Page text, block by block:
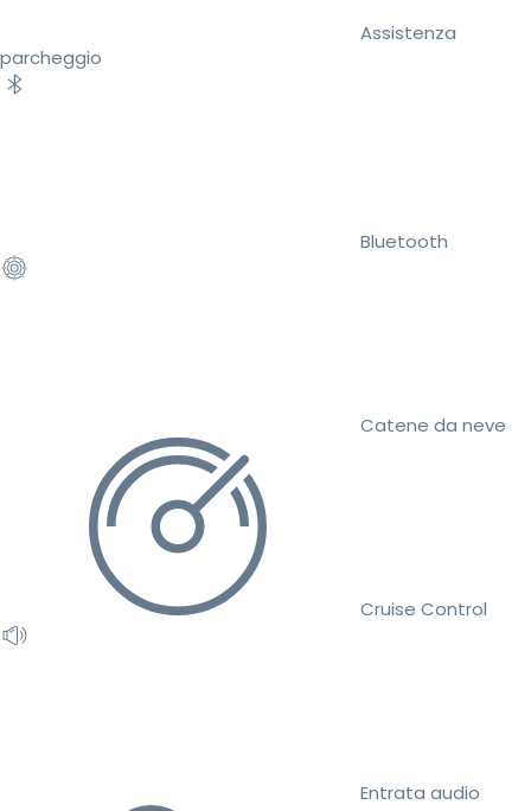
Assistenza
parcheggio
Bluetooth
Catene da neve
Cruise Control
Entrata audio